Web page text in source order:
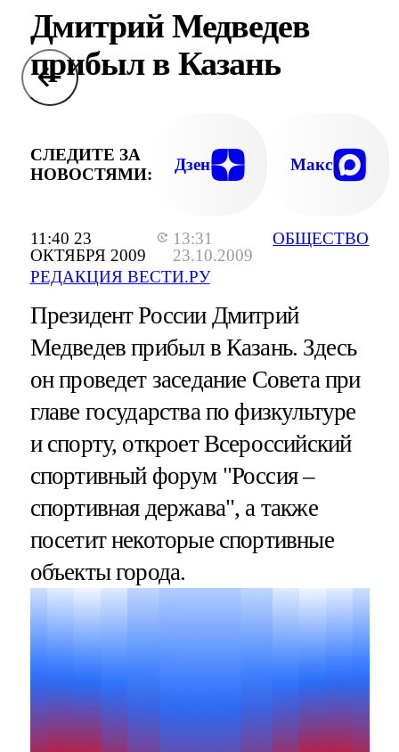
11:40 23
ОКТЯБРЯ 2009
13:31
23.10.2009
РЕДАКЦИЯ ВЕСТИ.РУ
ОБЩЕСТВО
Дмитрий Медведев
прибыл в Казань
СЛЕДИТЕ ЗА
НОВОСТЯМИ:
Дзен Макс
Президент России Дмитрий
Медведев прибыл в Казань. Здесь
он проведет заседание Совета при
главе государства по физкультуре
и спорту, откроет Всероссийский
спортивный форум "Россия –
спортивная держава", а также
посетит некоторые спортивные
объекты города.